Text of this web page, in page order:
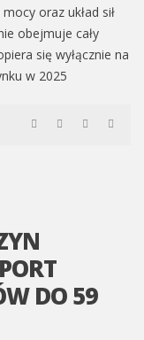
oraz układ sił
obejmuje cały
się wyłącznie na
w 2025
DO 59